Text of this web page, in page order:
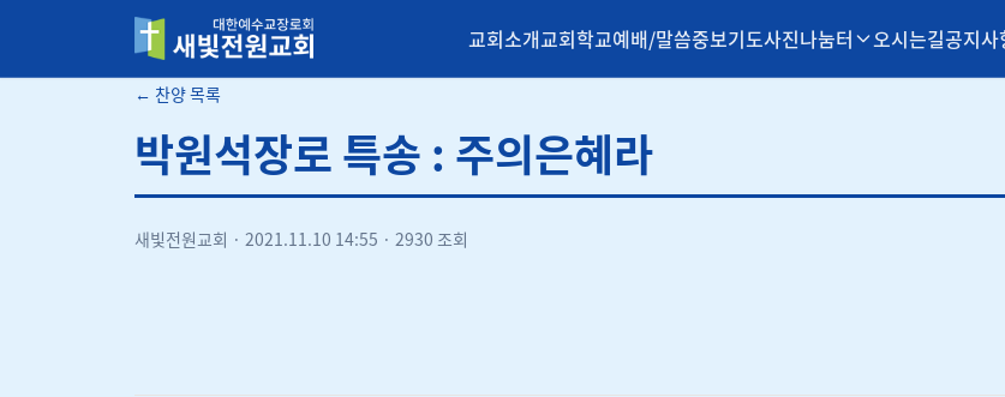
새빛전원교회 교회소개교회학교예배/말씀중보기도사진나눔터 오시는길공지사
← 찬양 목록
박원석장로 특송 : 주의은혜라
새빛전원교회 · 2021.11.10 14:55 · 2930 조회